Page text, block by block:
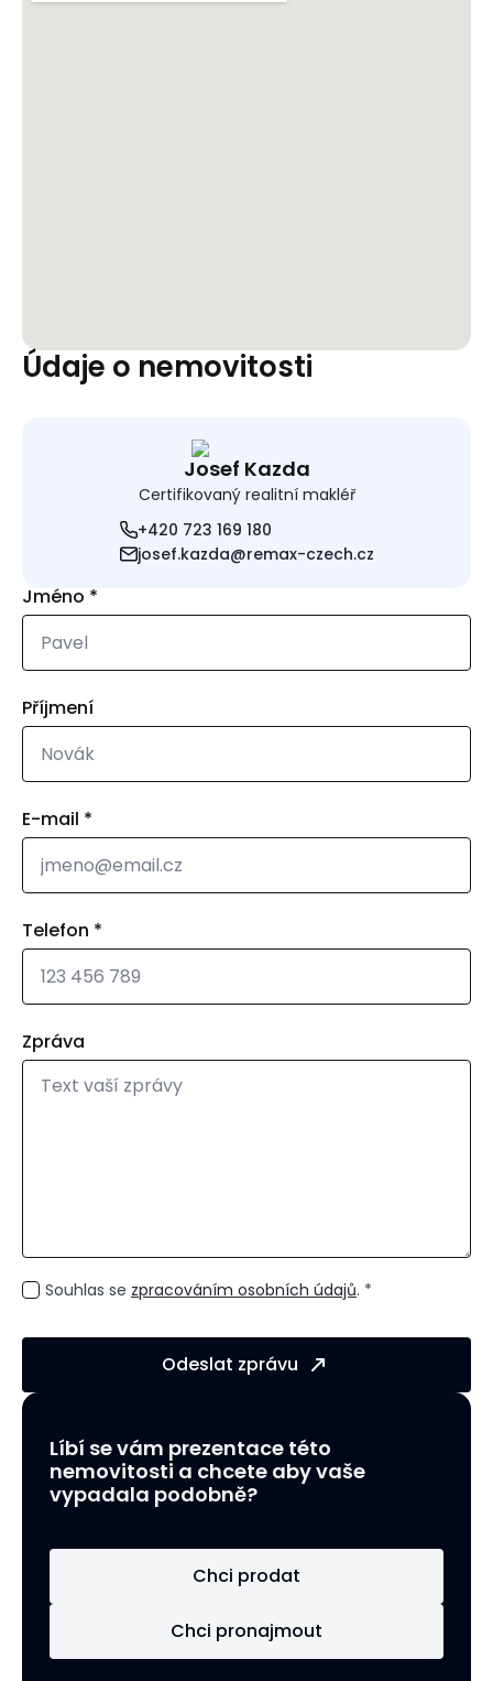
Údaje o nemovitosti
Josef Kazda
Certifikovaný realitní makléř
+420 723 169 180
josef.kazda@remax-czech.cz
Jméno *
Příjmení
E-mail *
Telefon *
Zpráva
GDPRSouhlas se zpracováním osobních údajů. *
Odeslat zprávu
Líbí se vám prezentace této
nemovitosti a chcete aby vaše
vypadala podobně?
Chci prodat
Chci pronajmout